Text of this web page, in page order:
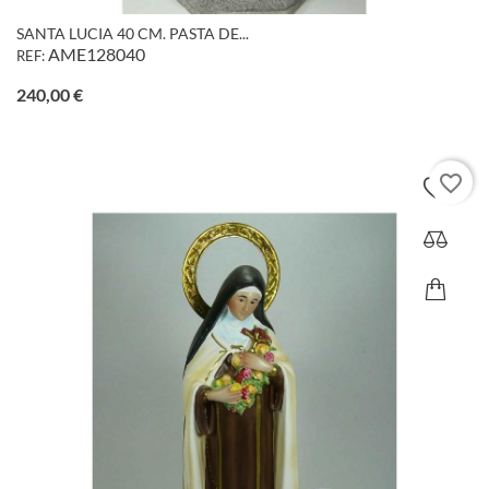
SANTA LUCIA 40 CM. PASTA DE...
REF:AME128040
240,00 €Precio
favorite_border